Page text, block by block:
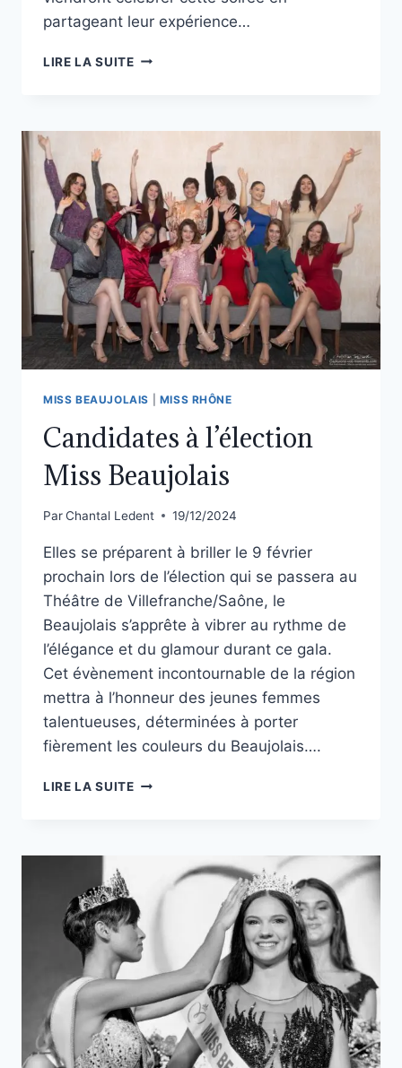
partageant leur expérience…
LIRE LA SUITE
MISS BEAUJOLAIS MISS RHÔNE
Candidates à l’élection
Miss Beaujolais
ParChantal Ledent 19/12/2024
Elles se préparent à briller le 9 février
prochain lors de l’élection qui se passera au
Théâtre de Villefranche/Saône, le
Beaujolais s’apprête à vibrer au rythme de
l’élégance et du glamour durant ce gala.
Cet évènement incontournable de la région
mettra à l’honneur des jeunes femmes
talentueuses, déterminées à porter
fièrement les couleurs du Beaujolais….
LIRE LA SUITE